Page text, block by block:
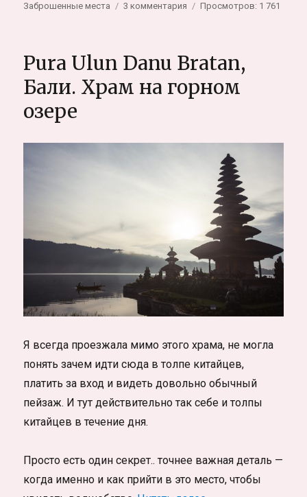
Заброшенные места
3 комментария
на
Просмотров: 1 761
Pura Ulun Danu Bratan,
Бали. Храм на горном
озере
Я всегда проезжала мимо этого храма, не могла
понять зачем идти сюда в толпе китайцев,
платить за вход и видеть довольно обычный
пейзаж. И тут действительно так себе и толпы
китайцев в течение дня.
Просто есть один секрет.. точнее важная деталь —
когда именно и как прийти в это место, чтобы